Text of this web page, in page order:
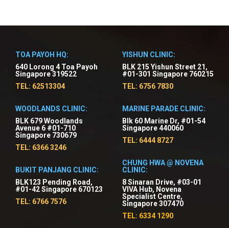
TOA PAYOH HQ:
640 Lorong 4 Toa Payoh
Singapore 319522
TEL: 62513304
WOODLANDS CLINIC:
BLK 679 Woodlands
Avenue 6 #01-710
Singapore 730679
TEL: 6366 3246
BUKIT PANJANG CLINIC:
BLK123 Pending Road,
#01-42 Singapore 670123
TEL: 6766 7576
YISHUN CLINIC:
BLK 215 Yishun Street 21,
#01-301 Singapore 760215
TEL: 6756 7830
MARINE PARADE CLINIC:
Blk 60 Marine Dr, #01-54
Singapore 440060
TEL: 6444 8727
CHUNG HWA @ NOVENA
CLINIC:
8 Sinaran Drive, #03-01
VIVA Hub, Novena
Specialist Centre,
Singapore 307470
TEL: 6334 1290